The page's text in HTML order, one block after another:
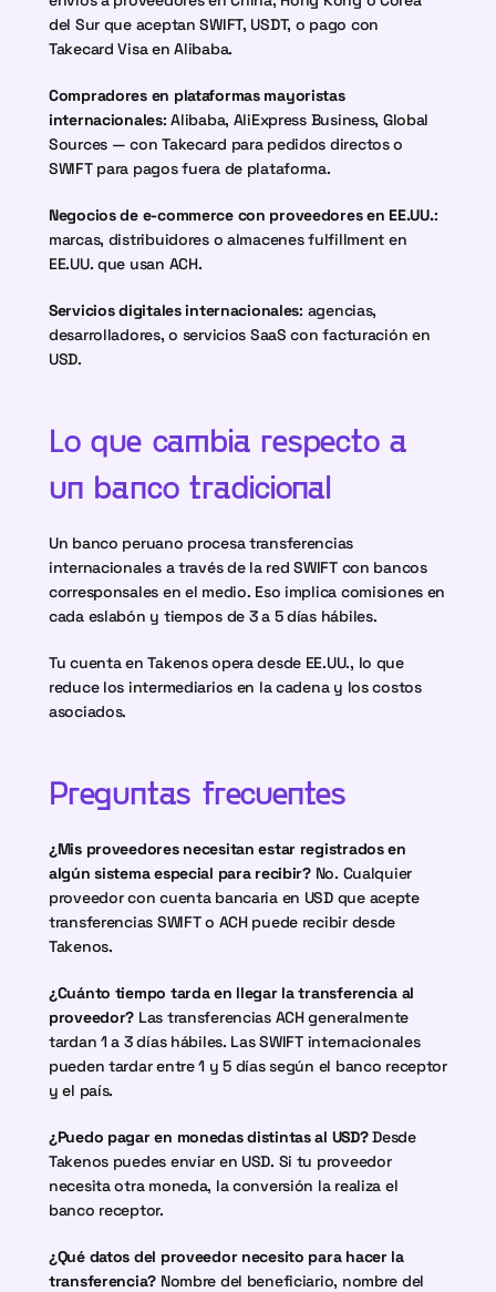
del Sur que aceptan SWIFT, USDT, o pago con
Takecard Visa en Alibaba.
Compradores en plataformas mayoristas
internacionales: Alibaba, AliExpress Business, Global
Sources — con Takecard para pedidos directos o
SWIFT para pagos fuera de plataforma.
Negocios de e-commerce con proveedores en EE.UU.:
marcas, distribuidores o almacenes fulfillment en
EE.UU. que usan ACH.
Servicios digitales internacionales: agencias,
desarrolladores, o servicios SaaS con facturación en
USD.
Lo que cambia respecto a
un banco tradicional
Un banco peruano procesa transferencias
internacionales a través de la red SWIFT con bancos
corresponsales en el medio. Eso implica comisiones en
cada eslabón y tiempos de 3 a 5 días hábiles.
Tu cuenta en Takenos opera desde EE.UU., lo que
reduce los intermediarios en la cadena y los costos
asociados.
Preguntas frecuentes
¿Mis proveedores necesitan estar registrados en
algún sistema especial para recibir? No. Cualquier
proveedor con cuenta bancaria en USD que acepte
transferencias SWIFT o ACH puede recibir desde
Takenos.
¿Cuánto tiempo tarda en llegar la transferencia al
proveedor? Las transferencias ACH generalmente
tardan 1 a 3 días hábiles. Las SWIFT internacionales
pueden tardar entre 1 y 5 días según el banco receptor
y el país.
¿Puedo pagar en monedas distintas al USD? Desde
Takenos puedes enviar en USD. Si tu proveedor
necesita otra moneda, la conversión la realiza el
banco receptor.
¿Qué datos del proveedor necesito para hacer la
transferencia? Nombre del beneficiario, nombre del